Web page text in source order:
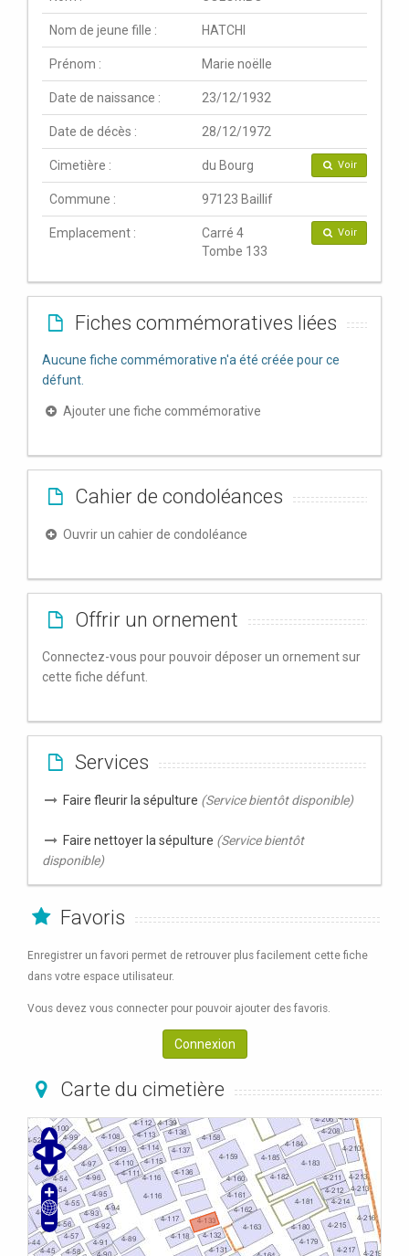
Nom de jeune fille : HATCHI
Prénom : Marie noëlle
Date de naissance : 23/12/1932
Date de décès : 28/12/1972
Cimetière : du Bourg Voir
Commune : 97123 Baillif
Emplacement :
Carré 4
Tombe 133
Voir
Fiches commémoratives liées
Aucune fiche commémorative n'a été créée pour ce
défunt.
Ajouter une fiche commémorative
Cahier de condoléances
Ouvrir un cahier de condoléance
Offrir un ornement
Connectez-vous pour pouvoir déposer un ornement sur
cette fiche défunt.
Services
Faire fleurir la sépulture (Service bientôt disponible)
Faire nettoyer la sépulture (Service bientôt
disponible)
Favoris
Enregistrer un favori permet de retrouver plus facilement cette fiche
dans votre espace utilisateur.
Vous devez vous connecter pour pouvoir ajouter des favoris.
Connexion
Carte du cimetière